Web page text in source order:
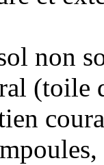
non
(toile